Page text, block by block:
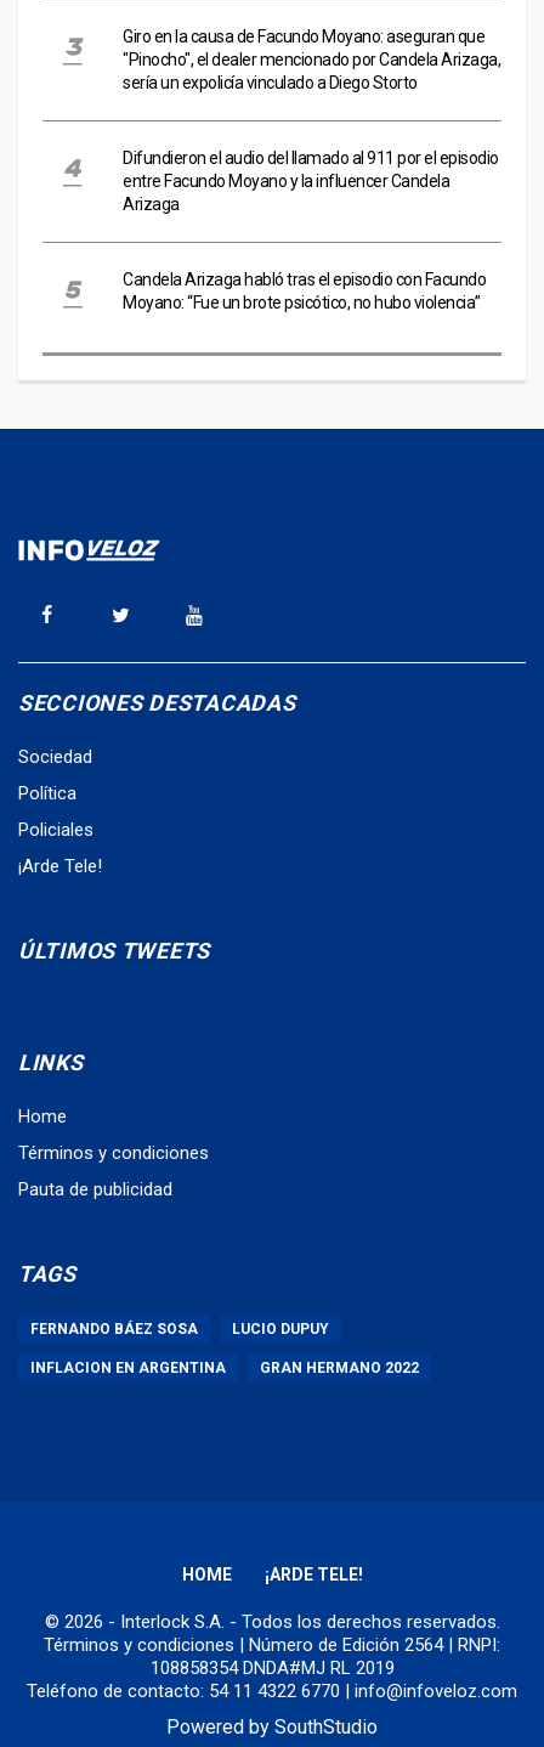
Giro en la causa de Facundo Moyano: aseguran que
"Pinocho", el dealer mencionado por Candela Arizaga,
sería un expolicía vinculado a Diego Storto
Difundieron el audio del llamado al 911 por el episodio
entre Facundo Moyano y la influencer Candela
Arizaga
Candela Arizaga habló tras el episodio con Facundo
Moyano: “Fue un brote psicótico, no hubo violencia”
SECCIONES DESTACADAS
Sociedad
Política
Policiales
¡Arde Tele!
ÚLTIMOS TWEETS
LINKS
Home
Términos y condiciones
Pauta de publicidad
TAGS
FERNANDO BÁEZ SOSA LUCIO DUPUY
INFLACION EN ARGENTINA GRAN HERMANO 2022
HOME ¡ARDE TELE!
© 2026 - Interlock S.A. - Todos los derechos reservados.
Términos y condiciones | Número de Edición 2564 | RNPI:
108858354 DNDA#MJ RL 2019
Teléfono de contacto: 54 11 4322 6770 | info@infoveloz.com
Powered by SouthStudio